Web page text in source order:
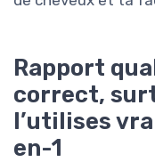
Rapport
correct,
l’utilises
en-1